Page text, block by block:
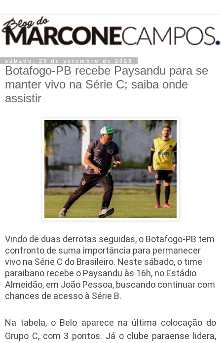
sábado, 23 de setembro de 2023
Botafogo-PB recebe Paysandu para se
manter vivo na Série C; saiba onde
assistir
Vindo de duas derrotas seguidas, o Botafogo-PB tem
confronto de suma importância para permanecer
vivo na Série C do Brasileiro. Neste sábado, o time
paraibano recebe o Paysandu às 16h, no Estádio
Almeidão, em João Pessoa, buscando continuar com
chances de acesso à Série B.
Na tabela, o Belo aparece na última colocação do
Grupo C, com 3 pontos. Já o clube paraense lidera,